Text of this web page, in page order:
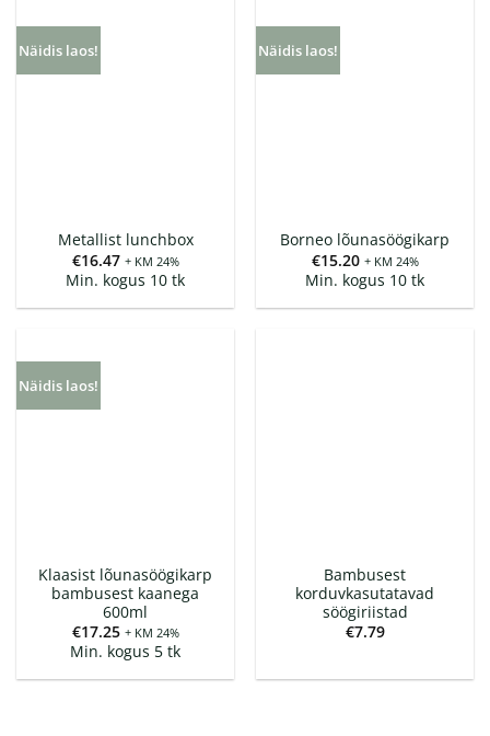
Näidis laos!
Metallist lunchbox
€16.47 + KM 24%
Min. kogus 10 tk
Näidis laos!
Borneo lõunasöögikarp
€15.20 + KM 24%
Min. kogus 10 tk
Näidis laos!
Klaasist lõunasöögikarp
bambusest kaanega
600ml
€17.25 + KM 24%
Min. kogus 5 tk
Bambusest
korduvkasutatavad
söögiriistad
€7.79